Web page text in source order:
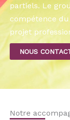
partiels. Le
compétence
projet
NOUS
Notre